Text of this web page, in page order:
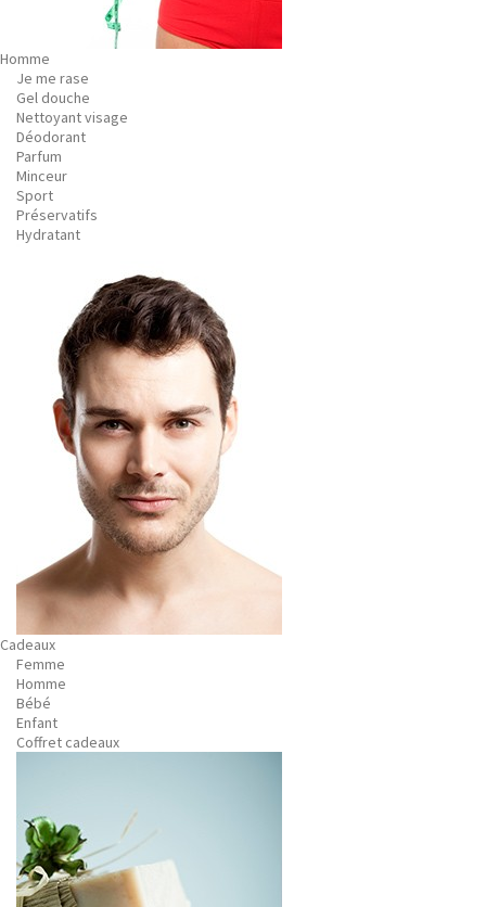
Homme
Je me rase
Gel douche
Nettoyant visage
Déodorant
Parfum
Minceur
Sport
Préservatifs
Hydratant
Cadeaux
Femme
Homme
Bébé
Enfant
Coffret cadeaux